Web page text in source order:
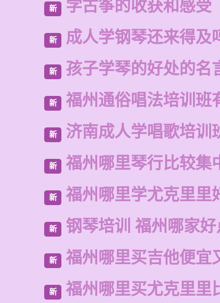
新 学古筝的收获和感受
新 成人学钢琴还来得及
新 孩子学琴的好处的名
新 福州通俗唱法培训班
新 济南成人学唱歌培训
新 福州哪里琴行比较集
新 福州哪里学尤克里里
新 钢琴培训 福州哪家好
新 福州哪里买吉他便宜
新 福州哪里买尤克里里